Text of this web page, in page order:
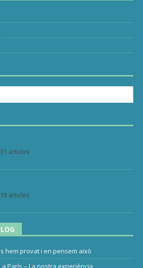
articles
articles
hem provat i en pensem això
París – La nostra experiència